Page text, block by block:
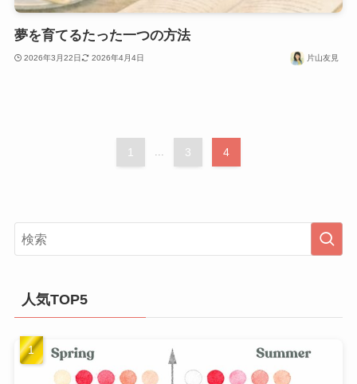
夢を育てるたった一つの方法
2026年3月22日 2026年4月4日 片山友見
1 3 4
人気TOP5